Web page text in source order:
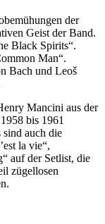
der
Geist der Band.
Black Spirits“.
Man“.
Bach und Leoš
Mancini aus der
bis 1961
auch die
la vie“,
auf der Setlist, die
zügellosen